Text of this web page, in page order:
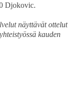
Djokovic.
näyttävät ottelut
kauden